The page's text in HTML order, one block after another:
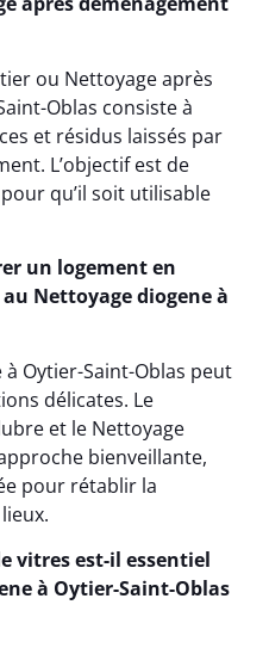
ou Nettoyage après
Oblas consiste à
et résidus laissés par
L’objectif est de
qu’il soit utilisable
un logement en
Nettoyage diogene à
Oytier-Saint-Oblas peut
délicates. Le
et le Nettoyage
bienveillante,
pour rétablir la
vitres est-il essentiel
à Oytier-Saint-Oblas